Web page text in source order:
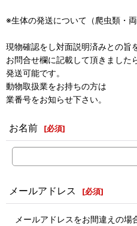
※生体の発送について（爬虫類・両
現物確認をし対面説明済みとの旨
お問合せ欄に記載して頂きました
発送可能です。
動物取扱業をお持ちの方は
業番号をお知らせ下さい。
お名前 [必須]
メールアドレス [必須]
メールアドレスをお間違えの